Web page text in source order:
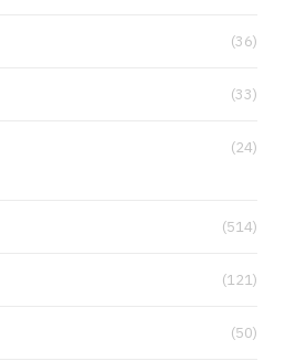
(36)
(33)
(24)
(514)
(121)
(50)